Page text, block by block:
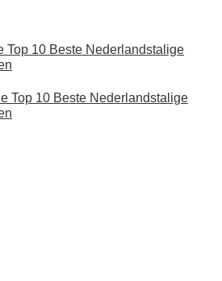
Top 10 Beste Nederlandstalige
Top 10 Beste Nederlandstalige